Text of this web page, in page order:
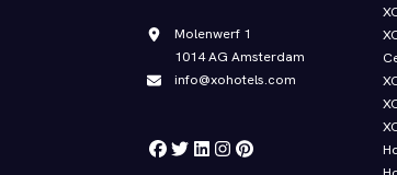
Molenwerf 1
1014 AG Amsterdam
info@xohotels.com